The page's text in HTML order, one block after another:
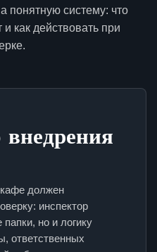
понятную систему: что
как действовать при
должен
инспектор
но и логику
ответственных